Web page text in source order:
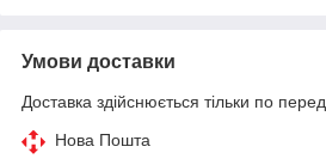
Умови доставки
Доставка здійснюється тільки по
Нова Пошта